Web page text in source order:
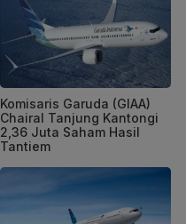
Komisaris Garuda (GIAA)
Chairal Tanjung Kantongi
2,36 Juta Saham Hasil
Tantiem